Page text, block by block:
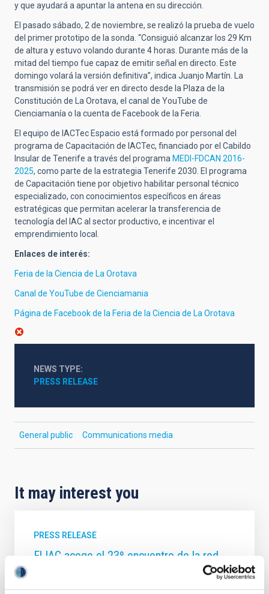
y que ayudará a apuntar la antena en su dirección.
El pasado sábado, 2 de noviembre, se realizó la prueba de vuelo
del primer prototipo de la sonda. “Consiguió alcanzar los 29 Km
de altura y estuvo volando durante 4 horas. Durante más de la
mitad del tiempo fue capaz de emitir señal en directo. Este
domingo volará la versión definitiva”, indica Juanjo Martín. La
transmisión se podrá ver en directo desde la Plaza de la
Constitución de La Orotava, el canal de YouTube de
Cienciamanía o la cuenta de Facebook de la Feria.
El equipo de IACTec Espacio está formado por personal del
programa de Capacitación de IACTec, financiado por el Cabildo
Insular de Tenerife a través del programa MEDI-FDCAN 2016-
2025, como parte de la estrategia Tenerife 2030. El programa
de Capacitación tiene por objetivo habilitar personal técnico
especializado, con conocimientos específicos en áreas
estratégicas que permitan acelerar la transferencia de
tecnología del IAC al sector productivo, e incentivar el
emprendimiento local.
Enlaces de interés:
Feria de la Ciencia de La Orotava
Canal de YouTube de Cienciamania
Página de Facebook de la Feria de la Ciencia de La Orotava
NEWS TYPE
PRESS RELEASE
General public Communications media
It may interest you
PRESS RELEASE
El IAC acoge el 23º encuentro de la red
MultiDark para avanzar en la búsqueda de
la materia oscura